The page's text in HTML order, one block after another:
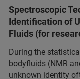
Spectroscopic
Identification of
Fluids (for
During the
bodyfluids (NMR
unknown identity